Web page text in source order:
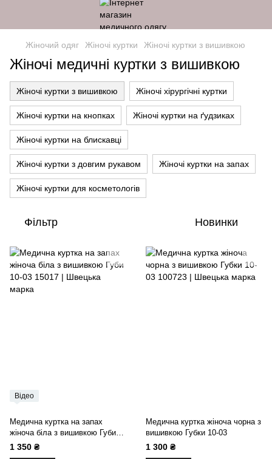
Жіночий одяг Жіночі куртки Жіночі куртки з вишивкою
Жіночі медичні куртки з вишивкою
Жіночі куртки з вишивкою Жіночі хірургічні куртки
Жіночі куртки на кнопках Жіночі куртки на ґудзиках
Жіночі куртки на блискавці
Жіночі куртки з довгим рукавом Жіночі куртки на запах
Жіночі куртки для косметологів
Фільтр Новинки
Відео
Медична куртка на запах
жіноча біла з вишивкою Губи
10-03
1 350 ₴
Медична куртка жіноча чорна з
вишивкою Губки 10-03
1 300 ₴